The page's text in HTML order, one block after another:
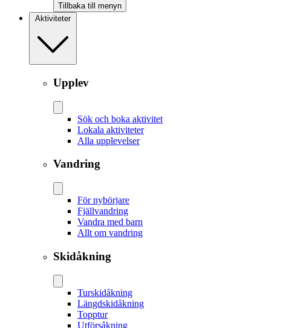
Tillbaka till menyn
Aktiviteter
Upplev
Sök och boka aktivitet
Lokala aktiviteter
Alla upplevelser
Vandring
För nybörjare
Fjällvandring
Vandra med barn
Allt om vandring
Skidåkning
Tur­skidåkning
Längd­skidåkning
Topptur
Utförsåkning